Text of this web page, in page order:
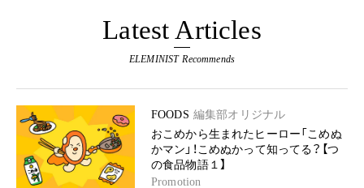
Latest Articles
ELEMINIST Recommends
FOODS 編集部オリジナル
おこめから生まれたヒーロー「こめぬ
かマン」！こめぬかって知ってる？【つ
の食品物語１】
Promotion